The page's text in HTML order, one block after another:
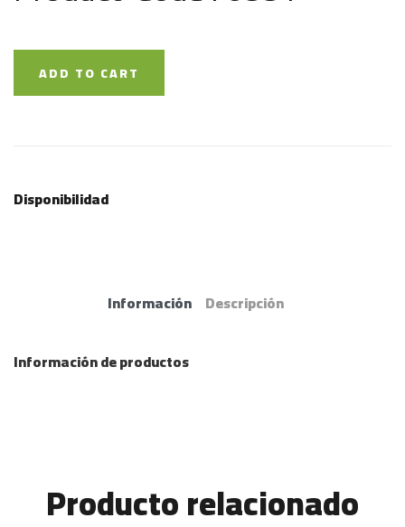
ADD TO CART
Disponibilidad
Información Descripción
Información de productos
Producto relacionado